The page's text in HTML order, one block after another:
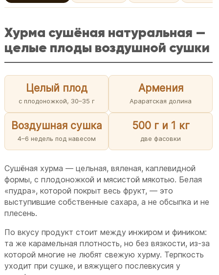
Хурма сушёная натуральная —
целые плоды воздушной сушки
Целый плод
с плодоножкой, 30–35 г
Армения
Араратская долина
Воздушная сушка
4–6 недель под навесом
500 г и 1 кг
две фасовки
Сушёная хурма — цельная, вяленая, каплевидной
формы, с плодоножкой и мясистой мякотью. Белая
«пудра», которой покрыт весь фрукт, — это
выступившие собственные сахара, а не обсыпка и не
плесень.
По вкусу продукт стоит между инжиром и фиником:
та же карамельная плотность, но без вязкости, из-за
которой многие не любят свежую хурму. Терпкость
уходит при сушке, и вяжущего послевкусия у